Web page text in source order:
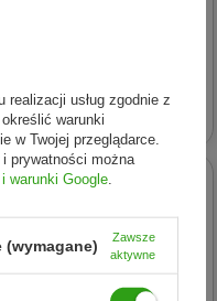
500 ml
zł
KOSZYKU -20%!
usług zgodnie z
określić warunki
w Twojej przeglądarce.
prywatności można
warunki Google
Zawsze
aktywne